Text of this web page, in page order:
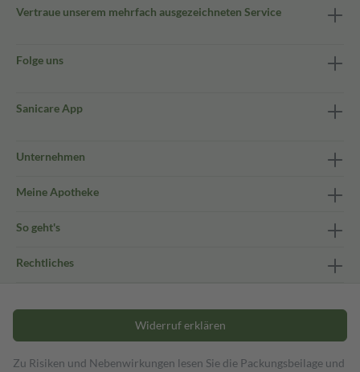
Vertraue unserem mehrfach ausgezeichneten Service
Folge uns
Sanicare App
Unternehmen
Meine Apotheke
So geht's
Rechtliches
Widerruf erklären
Zu Risiken und Nebenwirkungen lesen Sie die Packungsbeilage und